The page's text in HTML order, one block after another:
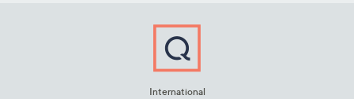
International